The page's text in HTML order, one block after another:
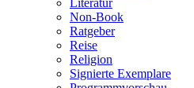
Literatur
Non-Book
Ratgeber
Reise
Religion
Signierte Exemplare